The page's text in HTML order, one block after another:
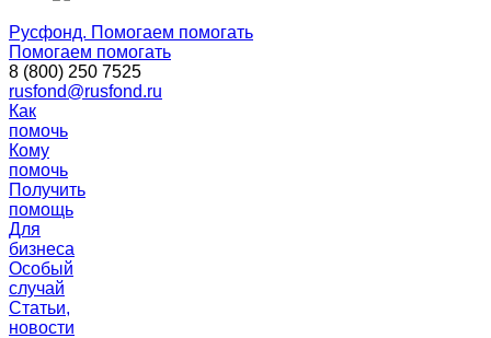
Русфонд. Помогаем помогать
Помогаем помогать
8 (800) 250 7525
rusfond@rusfond.ru
Как
помочь
Кому
помочь
Получить
помощь
Для
бизнеса
Особый
случай
Статьи,
новости